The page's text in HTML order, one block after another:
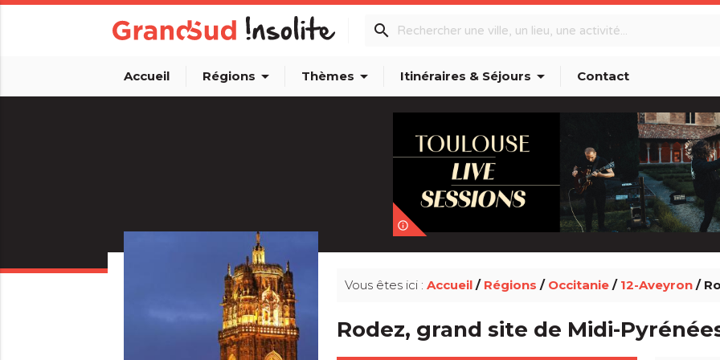
search
Accueil Régions arrow_drop_down Thèmes arrow_drop_down Itinéraires & Séjours arrow_drop_down Contact
info_outline
Vous êtes ici : Accueil/ Régions / Occitanie/ 12-Aveyron/
Rodez, grand site de Midi-